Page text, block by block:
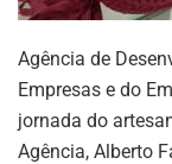
Agência de
Empresas e do
jornada do
Agência, Alberto